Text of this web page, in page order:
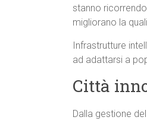
stanno
migliorano la
Infrastrutture
ad adattarsi a
Città
Dalla gestione